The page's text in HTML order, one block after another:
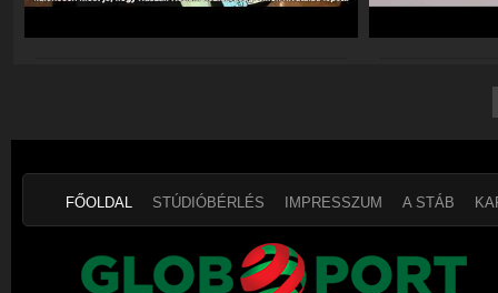
FŐOLDAL STÚDIÓBÉRLÉS IMPRESSZUM A STÁB